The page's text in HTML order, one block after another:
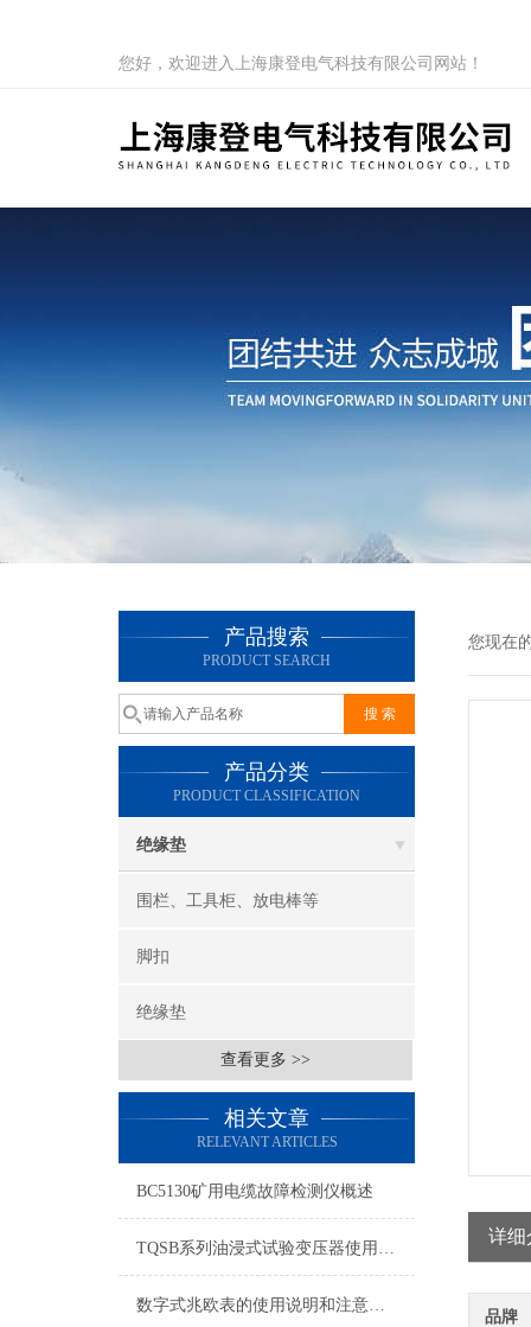
您好，欢迎进入上海康登电气科技有限公司网站！
产品搜索
PRODUCT SEARCH
产品分类
PRODUCT CLASSIFICATION
绝缘垫
围栏、工具柜、放电棒等
脚扣
绝缘垫
查看更多 >>
相关文章
RELEVANT ARTICLES
BC5130矿用电缆故障检测仪概述
TQSB系列油浸式试验变压器使用方法
数字式兆欧表的使用说明和注意事项
您现在
详细
品牌